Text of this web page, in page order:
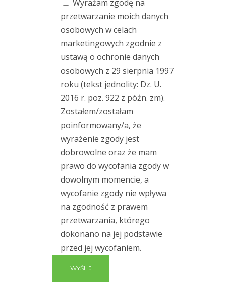
Wyrażam zgodę na
przetwarzanie moich danych
osobowych w celach
marketingowych zgodnie z
ustawą o ochronie danych
osobowych z 29 sierpnia 1997
roku (tekst jednolity: Dz. U.
2016 r. poz. 922 z późn. zm).
Zostałem/zostałam
poinformowany/a, że
wyrażenie zgody jest
dobrowolne oraz że mam
prawo do wycofania zgody w
dowolnym momencie, a
wycofanie zgody nie wpływa
na zgodność z prawem
przetwarzania, którego
dokonano na jej podstawie
przed jej wycofaniem.